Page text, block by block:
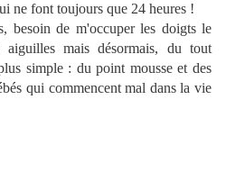
ne font toujours que 24 heures !
besoin de m'occuper les doigts le
mais désormais, du tout
simple : du point mousse et des
qui commencent mal dans la vie